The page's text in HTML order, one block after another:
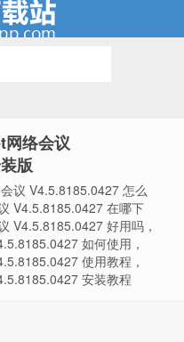
络会议
版
议 V4.5.8185.0427 怎么
V4.5.8185.0427 在哪下
V4.5.8185.0427 好用吗，
如何使用，
使用教程，
安装教程